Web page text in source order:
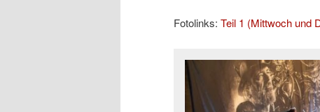
Fotolinks: Teil 1 (Mittwoch und